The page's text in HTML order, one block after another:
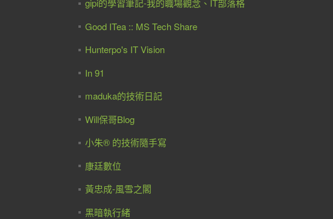
gipi的學習筆記-我的職場觀念、IT部落格
Good ITea :: MS Tech Share
Hunterpo's IT Vision
In 91
maduka的技術日記
Will保哥Blog
小朱® 的技術隨手寫
康廷數位
黃忠成-風雪之閣
黑暗執行緒